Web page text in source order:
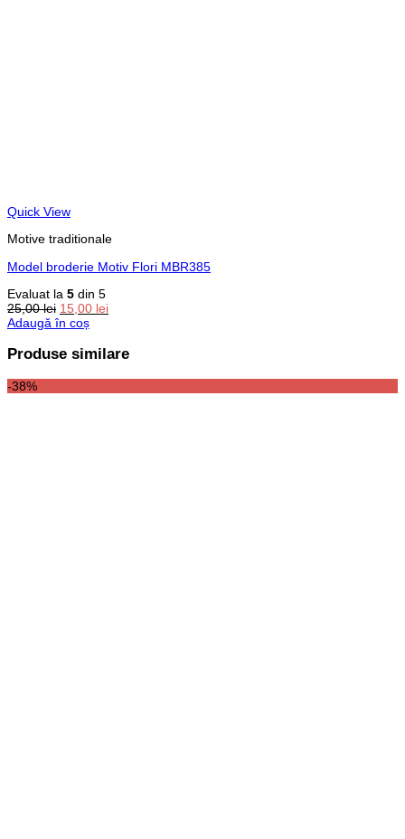
Quick View
Motive traditionale
Model broderie Motiv Flori MBR385
Evaluat la 5 din 5
25,00lei Prețul
inițial
fost:
15,00 leiPrețul
15,00 lei.
Adaugă în coș
Produse similare
-38%